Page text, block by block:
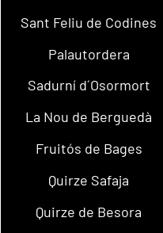
Sant Feliu de Codines
Palautordera
Sadurní d´Osormort
La Nou de Berguedà
Fruitós de Bages
Quirze Safaja
Quirze de Besora